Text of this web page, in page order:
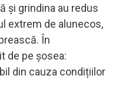
și grindina au redus
extrem de alunecos,
În
de pe șosea:
din cauza condițiilor